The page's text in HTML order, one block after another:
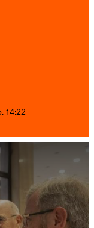
14:22